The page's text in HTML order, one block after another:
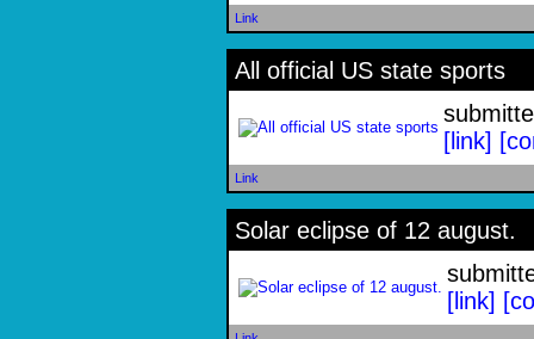
Link
All official US state sports
[link]
Link
Solar eclipse of 12 august.
[link]